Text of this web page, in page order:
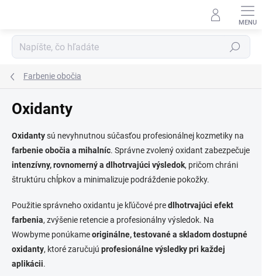
Hľadať
Farbenie obočia
Oxidanty
Oxidantysú nevyhnutnou súčasťou profesionálnej kozmetiky na
farbenie obočia a mihalníc. Správne zvolený oxidant zabezpečuje
intenzívny, rovnomerný a dlhotrvajúci výsledok, pričom chráni
štruktúru chĺpkov a minimalizuje podráždenie pokožky.
Použitie správneho oxidantu je kľúčové predlhotrvajúci efekt
farbenia, zvýšenie retencie a profesionálny výsledok. Na
Wowbyme ponúkameoriginálne, testované a skladom dostupné
oxidanty, ktoré zaručujú profesionálne výsledky pri každej
aplikácii.